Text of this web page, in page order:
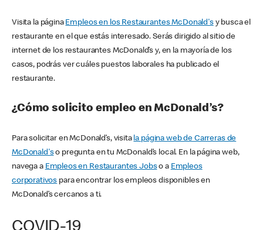
Visita la página Empleos en los Restaurantes McDonald'sy busca el
restaurante en el que estás interesado. Serás dirigido al sitio de
internet de los restaurantes McDonald’s y, en la mayoría de los
casos, podrás ver cuáles puestos laborales ha publicado el
restaurante.
¿Cómo solicito empleo en McDonald’s?
Para solicitar en McDonald’s, visita la página web de Carreras de
McDonald'so pregunta en tu McDonald’s local. En la página web,
navega a Empleos en Restaurantes Jobso a Empleos
corporativos para encontrar los empleos disponibles en
McDonald’s cercanos a ti.